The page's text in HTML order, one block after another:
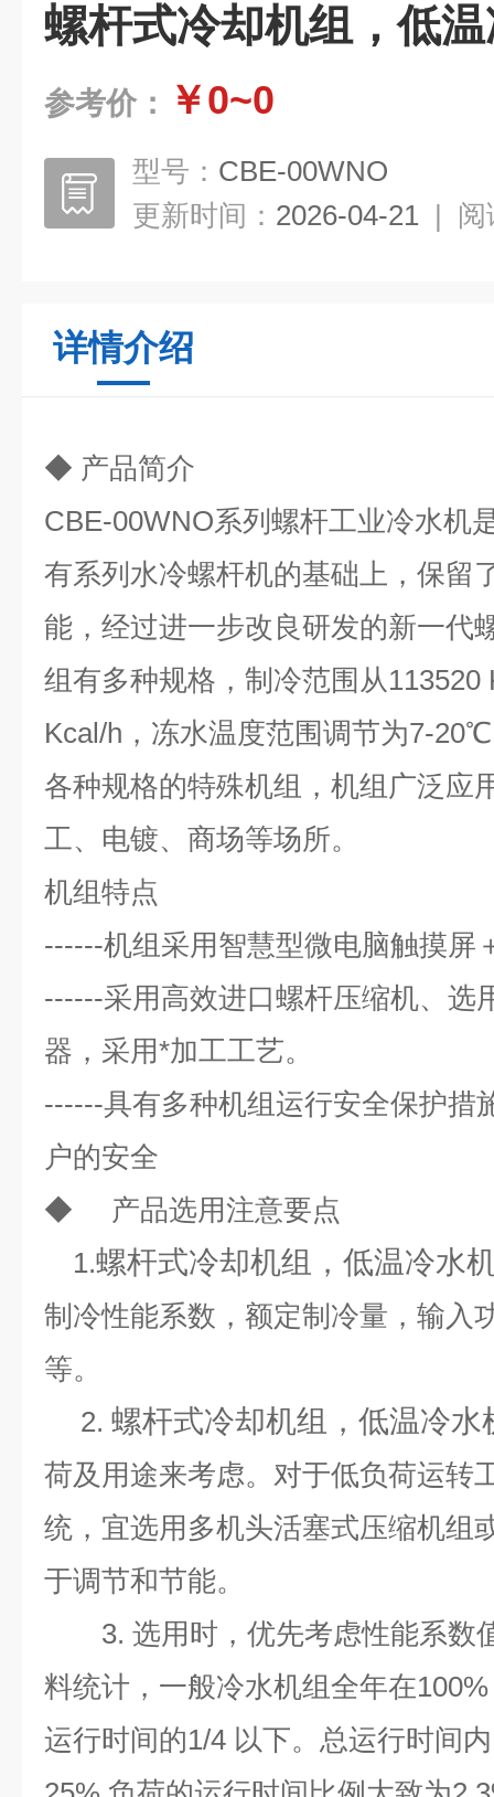
螺杆式冷却机组，低
参考价： ￥0~0
型号： CBE-00WNO
更新时间： 2026-04-21 | 阅
详情介绍
◆ 产品简介
CBE-00WNO系列螺杆工业冷水机
有系列水冷螺杆机的基础上，保留
能，经过进一步改良研发的新一代
组有多种规格，制冷范围从113520
Kcal/h ，冻水温度范围调节为7-20℃
各种规格的特殊机组，机组广泛应
工、电镀、商场等场所。
机组特点
------机组采用智慧型微电脑触摸屏
------采用高效进口螺杆压缩机、选
器，采用*加工工艺。
------具有多种机组运行安全保护措
户的安全
◆
产品选用注意要点
1.螺杆式冷却机组，低温冷水
制冷性能系数，额定制冷量，输入
等。
2. 螺杆式冷却机组，低温冷水
荷及用途来考虑。对于低负荷运转
统，宜选用多机头活塞式压缩机组
于调节和节能。
3. 选用时，优先考虑性能系数
料统计，一般冷水机组全年在
运行时间的1/4 以下。总运行时间内